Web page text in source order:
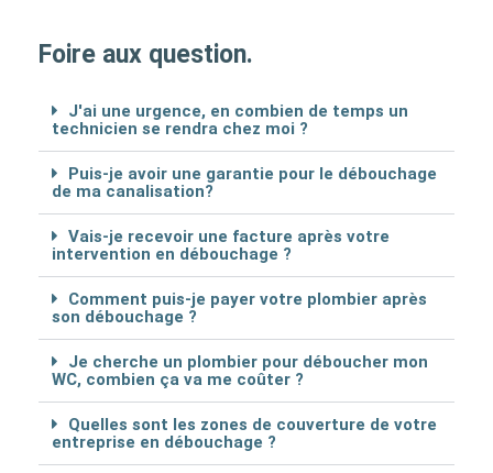
Foire aux question.
J'ai une urgence, en combien de temps un
technicien se rendra chez moi ?
Puis-je avoir une garantie pour le débouchage
de ma canalisation?
Vais-je recevoir une facture après votre
intervention en débouchage ?
Comment puis-je payer votre plombier après
son débouchage ?
Je cherche un plombier pour déboucher mon
WC, combien ça va me coûter ?
Quelles sont les zones de couverture de votre
entreprise en débouchage ?